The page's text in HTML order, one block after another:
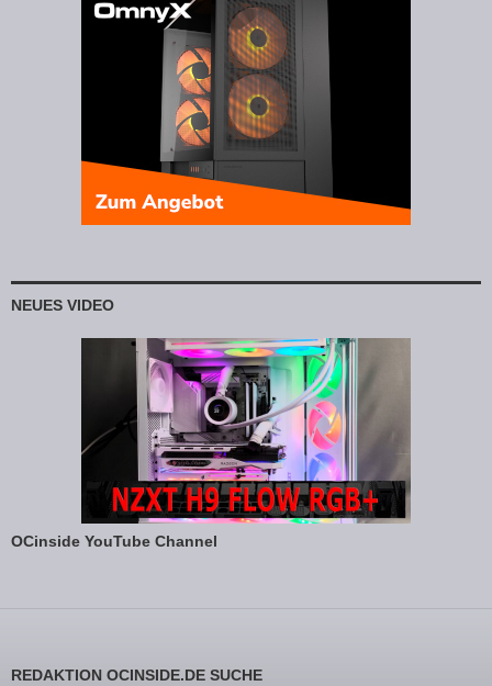
NEUES VIDEO
OCinside YouTube Channel
REDAKTION OCINSIDE.DE SUCHE